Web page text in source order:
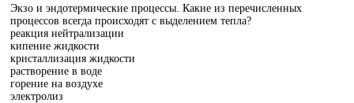
Экзо и эндотермические процессы. Какие из перечисленных
процессов всегда происходят с выделением тепла?
реакция нейтрализации
кипение жидкости
кристаллизация жидкости
растворение в воде
горение на воздухе
электролиз